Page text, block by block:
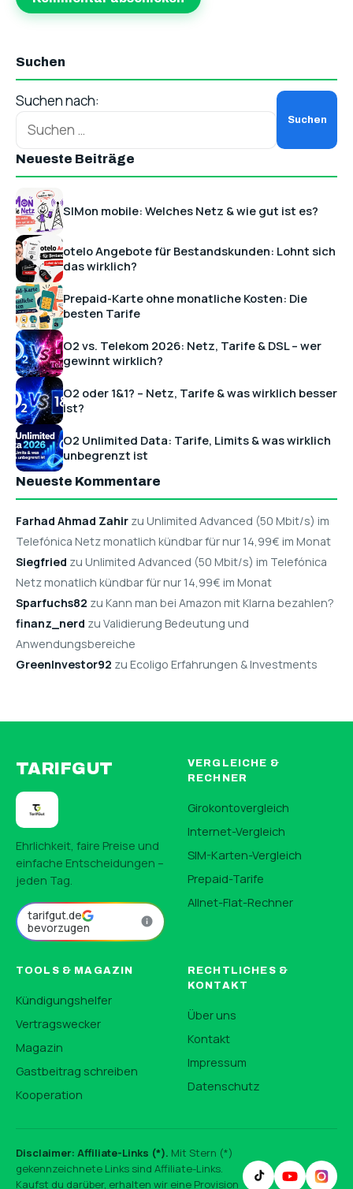
Suchen
Suchen nach:
Neueste Beiträge
SIMon mobile: Welches Netz & wie gut ist es?
otelo Angebote für Bestandskunden: Lohnt sich
das wirklich?
Prepaid-Karte ohne monatliche Kosten: Die
besten Tarife
O2 vs. Telekom 2026: Netz, Tarife & DSL – wer
gewinnt wirklich?
O2 oder 1&1? – Netz, Tarife & was wirklich besser
ist?
O2 Unlimited Data: Tarife, Limits & was wirklich
unbegrenzt ist
Neueste Kommentare
Farhad Ahmad Zahir zu Unlimited Advanced (50 Mbit/s) im
Telefónica Netz monatlich kündbar für nur 14,99€ im Monat
Siegfried zu Unlimited Advanced (50 Mbit/s) im Telefónica
Netz monatlich kündbar für nur 14,99€ im Monat
Sparfuchs82 zu Kann man bei Amazon mit Klarna bezahlen?
finanz_nerd zu Validierung Bedeutung und
Anwendungsbereiche
GreenInvestor92 zu Ecoligo Erfahrungen & Investments
TARIFGUT
Ehrlichkeit, faire Preise und
einfache Entscheidungen –
jeden Tag.
tarifgut.de
bevorzugen
VERGLEICHE &
RECHNER
Girokontovergleich
Internet-Vergleich
SIM-Karten-Vergleich
Prepaid-Tarife
Allnet-Flat-Rechner
TOOLS & MAGAZIN
Kündigungshelfer
Vertragswecker
Magazin
Gastbeitrag schreiben
Kooperation
RECHTLICHES &
KONTAKT
Über uns
Kontakt
Impressum
Datenschutz
Disclaimer: Affiliate-Links (*). Mit Stern (*)
gekennzeichnete Links sind Affiliate-Links.
Kaufst du darüber, erhalten wir eine Provision